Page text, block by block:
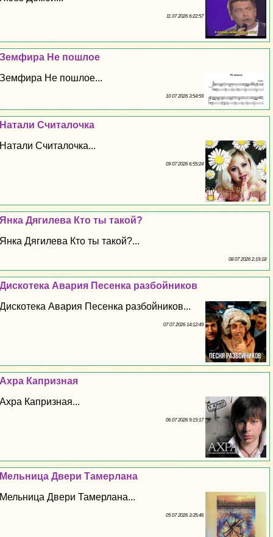
11 07 2026 6:22:57
Земфира Не пошлое
Земфира Не пошлое...
10 07 2026 3:54:59
Натали Считалочка
Натали Считалочка...
09 07 2026 6:55:24
Янка Дягилева Кто ты такой?
Янка Дягилева Кто ты такой?...
08 07 2026 2:19:18
Дискотека Авария Песенка разбойников
Дискотека Авария Песенка разбойников...
07 07 2026 14:12:49
Ахра Капризная
Ахра Капризная...
06 07 2026 9:15:17
Мельница Двери Тамерлана
Мельница Двери Тамерлана...
05 07 2026 3:35:46